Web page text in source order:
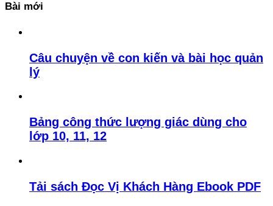
Bài mới
Câu chuyện về con kiến và bài học quản
lý
Bảng công thức lượng giác dùng cho
lớp 10, 11, 12
Tải sách Đọc Vị Khách Hàng Ebook PDF